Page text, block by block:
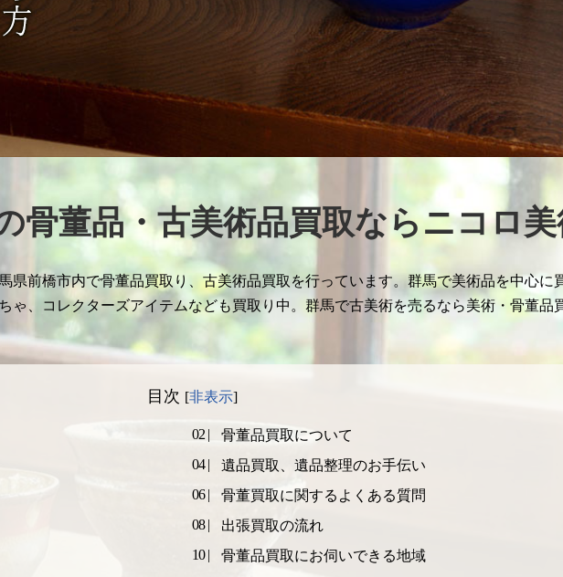
骨董品・古美術品買取ならニコロ
県前橋市内で骨董品買取り、古美術品買取を行っています。群馬で美術品を中心に
ゃ、コレクターズアイテムなども買取り中。群馬で古美術を売るなら美術・骨董品
目次 [非表示]
骨董品買取について
遺品買取、遺品整理のお手伝い
骨董買取に関するよくある質問
出張買取の流れ
骨董品買取にお伺いできる地域